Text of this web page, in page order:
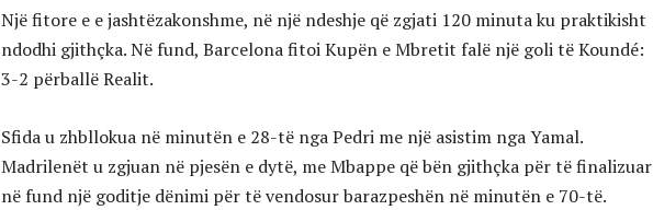
Një fitore e e jashtëzakonshme, në një ndeshje që zgjati 120 minuta ku praktikisht
ndodhi gjithçka. Në fund, Barcelona fitoi Kupën e Mbretit falë një goli të Koundé:
3-2 përballë Realit.
Sfida u zhbllokua në minutën e 28-të nga Pedri me një asistim nga Yamal.
Madrilenët u zgjuan në pjesën e dytë, me Mbappe që bën gjithçka për të finalizuar
në fund një goditje dënimi për të vendosur barazpeshën në minutën e 70-të.